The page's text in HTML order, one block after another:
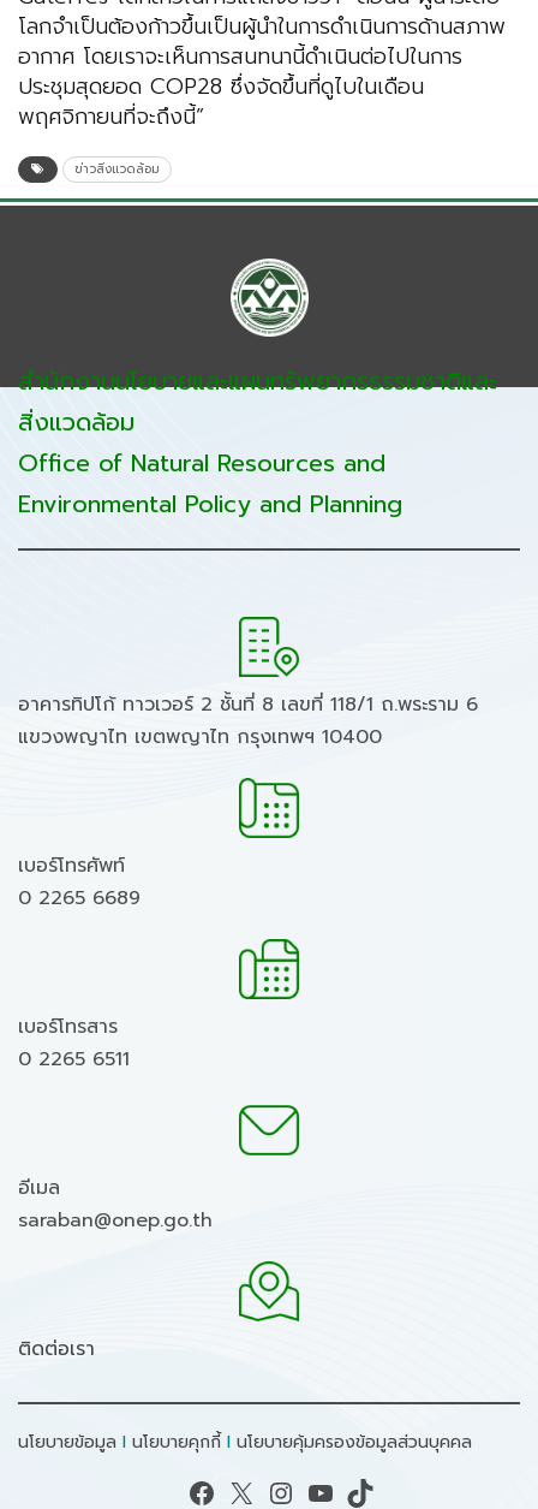
โลกจำเป็นต้องก้าวขึ้นเป็นผู้นำในการดำเนินการด้านสภาพ
อากาศ โดยเราจะเห็นการสนทนานี้ดำเนินต่อไปในการ
ประชุมสุดยอด COP28 ซึ่งจัดขึ้นที่ดูไบในเดือน
พฤศจิกายนที่จะถึงนี้”
ข่าวสิ่งแวดล้อม
สำนักงานนโยบายและแผนทรัพยากรธรรมชาติและ
สิ่งแวดล้อม
Office of Natural Resources and
Environmental Policy and Planning
อาคารทิปโก้ ทาวเวอร์ 2 ชั้นที่ 8 เลขที่ 118/1 ถ.พระราม 6
แขวงพญาไท เขตพญาไท กรุงเทพฯ 10400
เบอร์โทรศัพท์
0 2265 6689
เบอร์โทรสาร
0 2265 6511
อีเมล
saraban@onep.go.th
ติดต่อเรา
นโยบายข้อมูล I นโยบายคุกกี้ I นโยบายคุ้มครองข้อมูลส่วนบุคคล
Facebook X Instagram YouTube TikTok